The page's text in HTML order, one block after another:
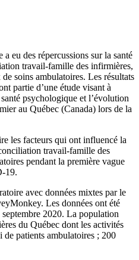
eu des répercussions sur la santé
travail-famille des infirmières,
soins ambulatoires. Les résultats
partie d’une étude visant à
psychologique et l’évolution
au Québec (Canada) lors de la
les facteurs qui ont influencé la
travail-famille des
pendant la première vague
19.
avec données mixtes par le
Les données ont été
2020. La population
du Québec dont les activités
patients ambulatoires ; 200